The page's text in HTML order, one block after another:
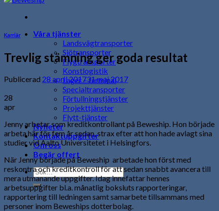
Våra tjänster
Landsvägtransporter
Sjötransporter
Flygtransporter
Konstlogistik
Lager – terminal
Specialtransporter
Förtullningstjänster
Projekttjänster
Flytt-tjänster
Nyheter
Kontaktuppgifter
Om oss
Begär offert
Karriär
Trevlig stämning ger goda resultat
Publicerad 28 april 201731 maj 2017
28
apr
Jenny arbetar som kreditkontrollant på Beweship. Hon började
arbeta här för fem år sedan, strax efter att hon hade avlagt sina
studier vid Aalto Universitetet i Helsingfors.
När Jenny började på Beweship arbetade hon först med
reskontra och kreditkontroll för att sedan snabbt avancera till
mera utmanande uppgifter. Idag innefattar hennes
arbetsuppgifter bl.a. månatlig boksluts rapporteringar,
rapportering till ledningen samt samarbete tillsammans med
personer inom Beweships dotterbolag.